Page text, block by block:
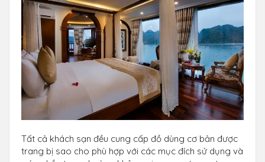
Tất cả khách sạn đều cung cấp đồ dùng cơ bản được
trang bị sao cho phù hợp với các mục đích sử dụng và